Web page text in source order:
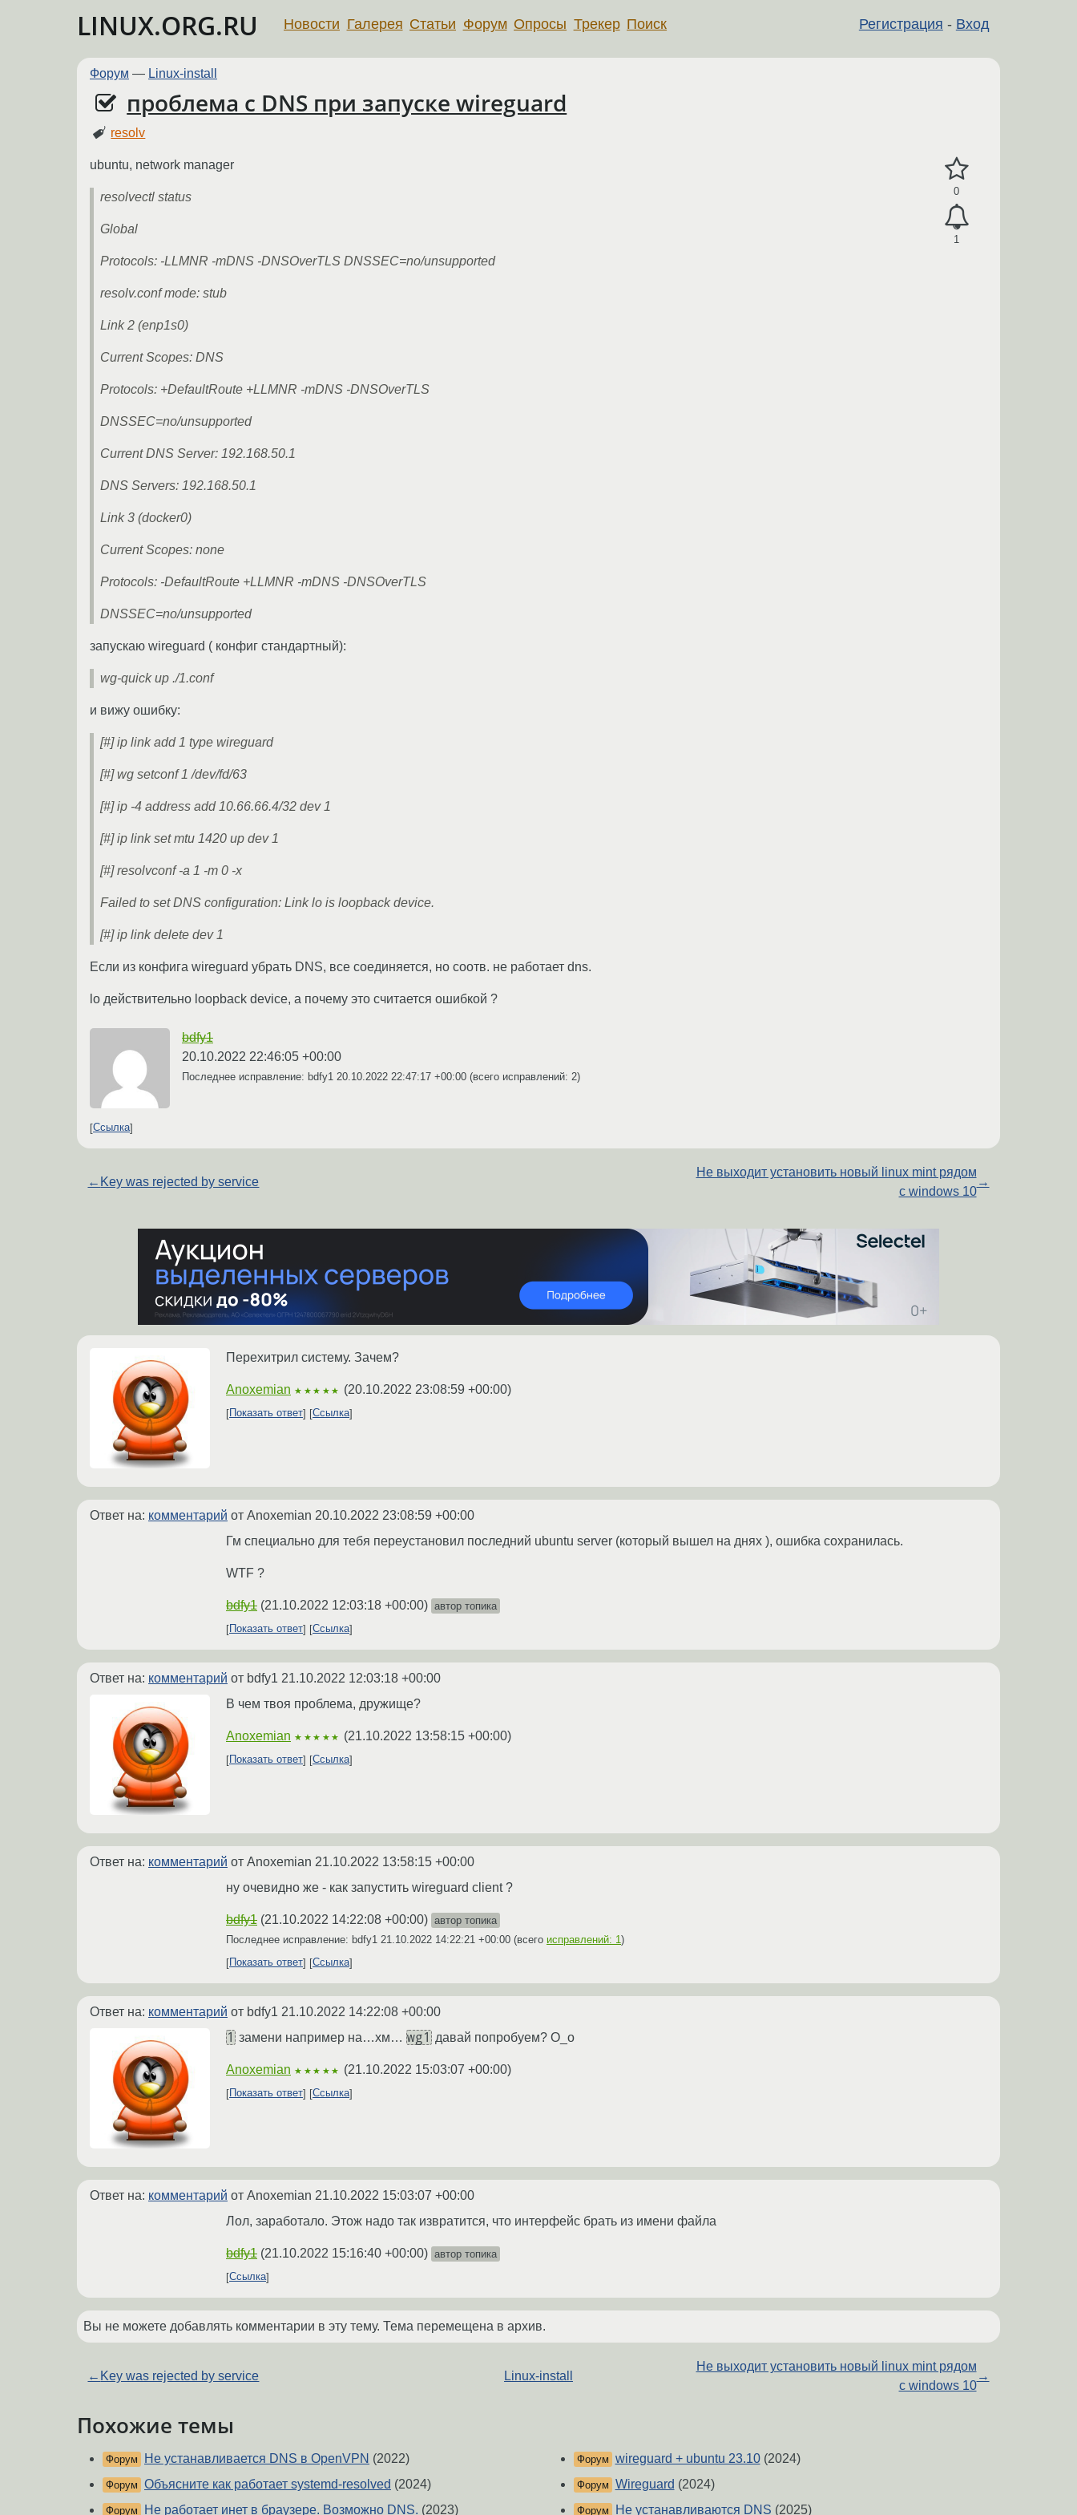
LINUX.ORG.RU Регистрация - Вход
Новости Галерея Статьи Форум Опросы Трекер Поиск
Форум — Linux-install
проблема с DNS при запуске wireguard
resolv
0
1
ubuntu, network manager
resolvectl status
Global
Protocols: -LLMNR -mDNS -DNSOverTLS DNSSEC=no/unsupported
resolv.conf mode: stub
Link 2 (enp1s0)
Current Scopes: DNS
Protocols: +DefaultRoute +LLMNR -mDNS -DNSOverTLS
DNSSEC=no/unsupported
Current DNS Server: 192.168.50.1
DNS Servers: 192.168.50.1
Link 3 (docker0)
Current Scopes: none
Protocols: -DefaultRoute +LLMNR -mDNS -DNSOverTLS
DNSSEC=no/unsupported
запускаю wireguard ( конфиг стандартный):
wg-quick up ./1.conf
и вижу ошибку:
[#] ip link add 1 type wireguard
[#] wg setconf 1 /dev/fd/63
[#] ip -4 address add 10.66.66.4/32 dev 1
[#] ip link set mtu 1420 up dev 1
[#] resolvconf -a 1 -m 0 -x
Failed to set DNS configuration: Link lo is loopback device.
[#] ip link delete dev 1
Если из конфига wireguard убрать DNS, все соединяется, но соотв. не работает dns.
lo действительно loopback device, а почему это считается ошибкой ?
bdfy1
20.10.2022 22:46:05 +00:00
Последнее исправление: bdfy1 20.10.2022 22:47:17 +00:00 (всего исправлений: 2)
Ссылка
← Key was rejected by service
Не выходит установить новый linux mint рядом
с windows 10
→
Перехитрил систему. Зачем?
Anoxemian ★★★★★ (20.10.2022 23:08:59 +00:00)
Показать ответ Ссылка
Ответ на: комментарий от Anoxemian 20.10.2022 23:08:59 +00:00
Гм специально для тебя переустановил последний ubuntu server (который вышел на днях ), ошибка сохранилась.
WTF ?
bdfy1 (21.10.2022 12:03:18 +00:00) автор топика
Показать ответ
Ссылка
Ответ на: комментарий от bdfy1 21.10.2022 12:03:18 +00:00
В чем твоя проблема, дружище?
Anoxemian ★★★★★ (21.10.2022 13:58:15 +00:00)
Показать ответ Ссылка
Ответ на: комментарий от Anoxemian 21.10.2022 13:58:15 +00:00
ну очевидно же - как запустить wireguard client ?
bdfy1 (21.10.2022 14:22:08 +00:00) автор топика
Последнее исправление: bdfy1 21.10.2022 14:22:21 +00:00 (всего исправлений: 1 )
Показать ответ
Ссылка
Ответ на: комментарий от bdfy1 21.10.2022 14:22:08 +00:00
1 замени например на…хм… wg1 давай попробуем? О_о
Anoxemian ★★★★★ (21.10.2022 15:03:07 +00:00)
Показать ответ Ссылка
Ответ на: комментарий от Anoxemian 21.10.2022 15:03:07 +00:00
Лол, заработало. Этож надо так извратится, что интерфейс брать из имени файла
bdfy1 (21.10.2022 15:16:40 +00:00) автор топика
Ссылка
Вы не можете добавлять комментарии в эту тему. Тема перемещена в архив.
← Key was rejected by service Linux-install
Не выходит установить новый linux mint рядом
с windows 10
→
Похожие темы
Форум Не устанавливается DNS в OpenVPN (2022)
Форум Объясните как работает systemd-resolved (2024)
Форум Не работает инет в браузере. Возможно DNS. (2023)
Форум wireguard + ubuntu 23.10(2024)
Форум Wireguard (2024)
Форум Не устанавливаются DNS (2025)